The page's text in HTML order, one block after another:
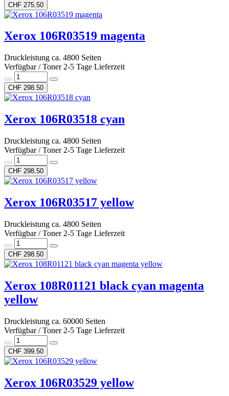
CHF 275.50
Xerox 106R03519 magenta
Druckleistung ca. 4800 Seiten
Verfügbar / Toner 2-5 Tage Lieferzeit
CHF 298.50
Xerox 106R03518 cyan
Druckleistung ca. 4800 Seiten
Verfügbar / Toner 2-5 Tage Lieferzeit
CHF 298.50
Xerox 106R03517 yellow
Druckleistung ca. 4800 Seiten
Verfügbar / Toner 2-5 Tage Lieferzeit
CHF 298.50
Xerox 108R01121 black cyan magenta
yellow
Druckleistung ca. 60000 Seiten
Verfügbar / Toner 2-5 Tage Lieferzeit
CHF 399.50
Xerox 106R03529 yellow